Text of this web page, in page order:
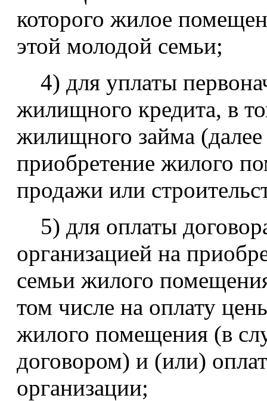
которого жилое
этой молодой семьи;
4) для уплаты
жилищного кредита, в
жилищного займа
приобретение жилого
продажи или
5) для оплаты
организацией на
семьи жилого
том числе на оплату
жилого помещения (в
договором) и (или)
организации;